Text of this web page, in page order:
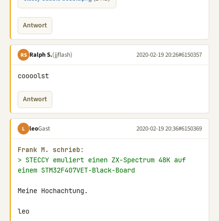
Antwort
RS Ralph S.(jjflash) 2020-02-19 20:26#6150357
coooolst
Antwort
L leoGast 2020-02-19 20:36#6150369
Frank M. schrieb:
> STECCY emuliert einen ZX-Spectrum 48K auf
einem STM32F407VET-Black-Board
Meine Hochachtung.
leo